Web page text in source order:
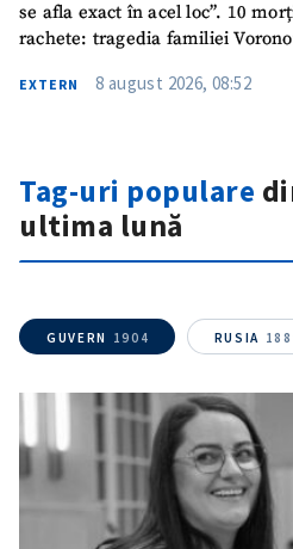
se afla exact în acel loc”. 10
rachete: tragedia familiei
EXTERN 8 august 2026, 08:52
Tag-uri populare
ultima lună
GUVERN 1904 RUSIA
Email+ Emailul meu
Telefon
+ Telefon personal
politica de
confidențialitate.